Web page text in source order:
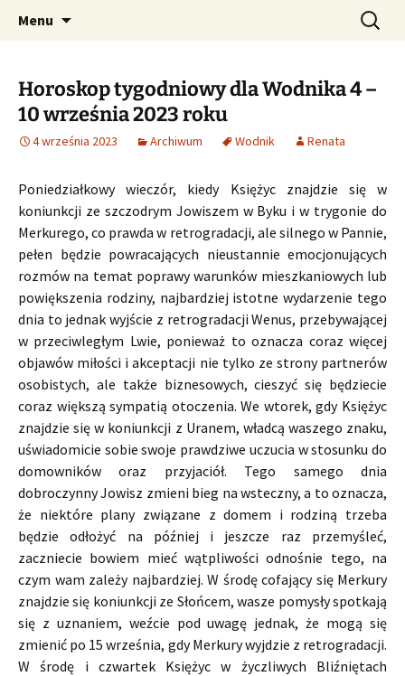
CzaroMarowy horoskop
dzienny, miesięczny i
tygodniowy
Profesjonalne przepowiednie astrologiczne
Menu Szukaj:
Horoskop tygodniowy dla Wodnika 4 –
10 września 2023 roku
4 września 2023 Archiwum Wodnik Renata
Poniedziałkowy wieczór, kiedy Księżyc znajdzie się w
koniunkcji ze szczodrym Jowiszem w Byku i w trygonie do
Merkurego, co prawda w retrogradacji, ale silnego w Pannie,
pełen będzie powracających nieustannie emocjonujących
rozmów na temat poprawy warunków mieszkaniowych lub
powiększenia rodziny, najbardziej istotne wydarzenie tego
dnia to jednak wyjście z retrogradacji Wenus, przebywającej
w przeciwległym Lwie, ponieważ to oznacza coraz więcej
objawów miłości i akceptacji nie tylko ze strony partnerów
osobistych, ale także biznesowych, cieszyć się będziecie
coraz większą sympatią otoczenia. We wtorek, gdy Księżyc
znajdzie się w koniunkcji z Uranem, władcą waszego znaku,
uświadomicie sobie swoje prawdziwe uczucia w stosunku do
domowników oraz przyjaciół. Tego samego dnia
dobroczynny Jowisz zmieni bieg na wsteczny, a to oznacza,
że niektóre plany związane z domem i rodziną trzeba
będzie odłożyć na później i jeszcze raz przemyśleć,
zaczniecie bowiem mieć wątpliwości odnośnie tego, na
czym wam zależy najbardziej. W środę cofający się Merkury
znajdzie się koniunkcji ze Słońcem, wasze pomysły spotkają
się z uznaniem, weźcie pod uwagę jednak, że mogą się
zmienić po 15 września, gdy Merkury wyjdzie z retrogradacji.
W środę i czwartek Księżyc w życzliwych Bliźniętach